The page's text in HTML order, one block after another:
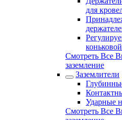
для
Смотреть Все
заземление
Заземлители
Ударные
Смотреть Все